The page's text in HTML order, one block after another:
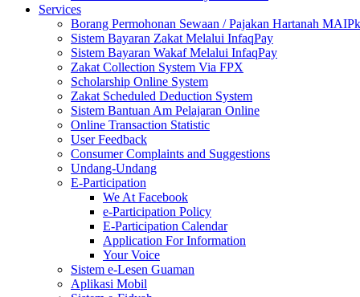
Services
Borang Permohonan Sewaan / Pajakan Hartanah MAIPk
Sistem Bayaran Zakat Melalui InfaqPay
Sistem Bayaran Wakaf Melalui InfaqPay
Zakat Collection System Via FPX
Scholarship Online System
Zakat Scheduled Deduction System
Sistem Bantuan Am Pelajaran Online
Online Transaction Statistic
User Feedback
Consumer Complaints and Suggestions
Undang-Undang
E-Participation
We At Facebook
e-Participation Policy
E-Participation Calendar
Application For Information
Your Voice
Sistem e-Lesen Guaman
Aplikasi Mobil